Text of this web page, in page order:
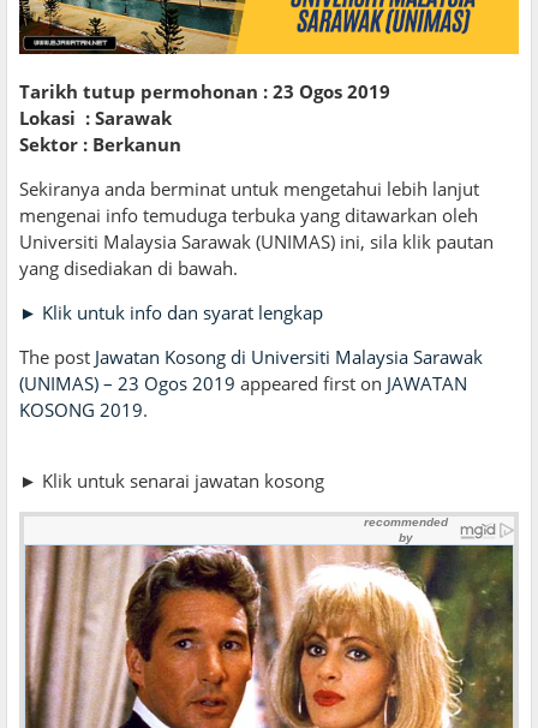
Tarikh tutup permohonan : 23 Ogos 2019
Lokasi : Sarawak
Sektor : Berkanun
Sekiranya anda berminat untuk mengetahui lebih lanjut
mengenai info temuduga terbuka yang ditawarkan oleh
Universiti Malaysia Sarawak (UNIMAS) ini, sila klik pautan
yang disediakan di bawah.
► Klik untuk info dan syarat lengkap
The post Jawatan Kosong di Universiti Malaysia Sarawak
(UNIMAS) – 23 Ogos 2019 appeared first on JAWATAN
KOSONG 2019.
► Klik untuk senarai jawatan kosong